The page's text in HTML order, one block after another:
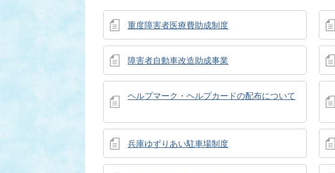
重度障害者医療費助成制度
障害者自動車改造助成事業
ヘルプマーク・ヘルプカードの配布について
兵庫ゆずりあい駐車場制度